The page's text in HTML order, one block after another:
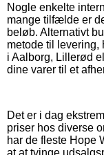
Nogle enkelte
mange tilfælde er
beløb. Alternativt
metode til levering,
i Aalborg, Lillerød
dine varer til et
Det er i dag
priser hos diverse
har de fleste Hope
at at tvinge